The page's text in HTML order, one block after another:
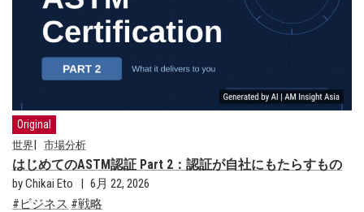
Original
世界 市場分析
はじめてのASTM認証 Part 2：認証が自社にもたらすもの
by Chikai Eto
6月 22, 2026
ビジネス
戦略